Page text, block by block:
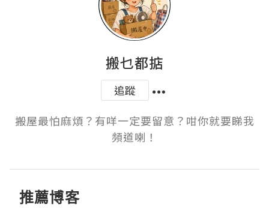
搬乜都掂
追蹤
搬屋最怕麻煩？有咩一定要留意？咁你就要睇我
頻道喇！
推薦博客